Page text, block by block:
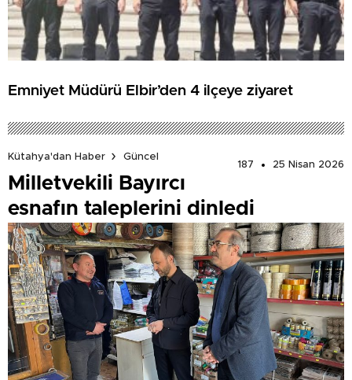
Emniyet Müdürü Elbir’den 4 ilçeye ziyaret
Kütahya'dan Haber
Güncel
187
25 Nisan 2026
Milletvekili Bayırcı
esnafın taleplerini dinledi